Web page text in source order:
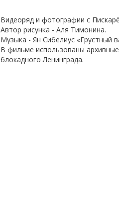
Видеоряд и фотографии с
Автор рисунка - Аля Тимонина.
Музыка - Ян Сибелиус «Грустный
В фильме использованы
блокадного Ленинграда.